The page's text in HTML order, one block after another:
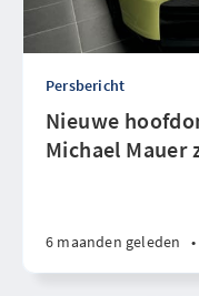
Persbericht
Nieuwe
Michael Mauer
6 maanden geleden •